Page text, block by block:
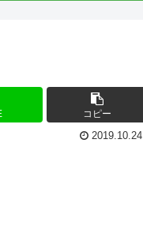
コピー
2019.10.24